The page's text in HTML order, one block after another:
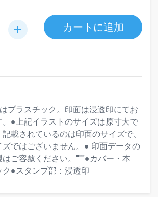
add カートに追加
プラスチック。印面は浸透印にてお
●上記イラストのサイズは原寸大で
載されているのは印面のサイズで、
ではございません。● 印面データの
ご容赦ください。""""●カバー・本
●スタンプ部：浸透印